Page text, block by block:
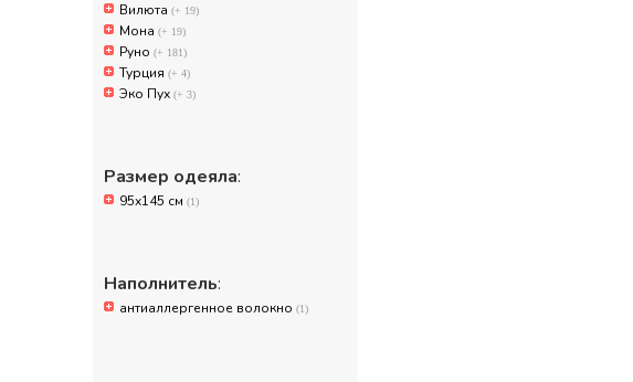
Вилюта (+ 19)
Мона (+ 19)
Руно (+ 181)
Турция (+ 4)
Эко Пух (+ 3)
Размер одеяла:
95x145 см (1)
Наполнитель:
антиаллергенное волокно (1)